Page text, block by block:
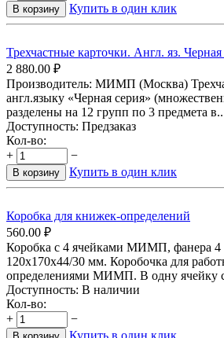
В корзину Купить в один клик
Трехчастные карточки. Англ. яз. Черная
2 880.00 ₽
Производитель: МИМП (Москва)
англ.языку «Черная серия»
разделены на 12 групп по 3 предмета
Доступность: Предзаказ
Кол-во:
+
−
В корзину Купить в один клик
Коробка для книжек-определений
560.00 ₽
Коробка с 4 ячейками МИМП, фанера 4
120х170х44/30 мм. Коробочка для
определениями МИМП. В одну ячейку
Доступность: В наличии
Кол-во:
+
−